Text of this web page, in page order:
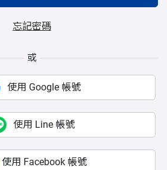
忘記密碼
或
使用 Google 帳號
使用 Line 帳號
使用 Facebook 帳號